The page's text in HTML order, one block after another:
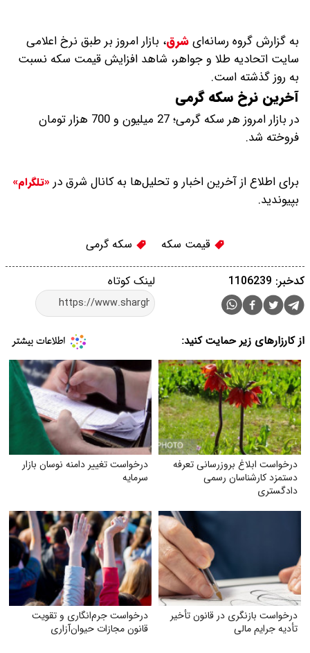
به گزارش گروه رسانه‌ایشرق، بازار امروز بر طبق نرخ اعلامی
سایت اتحادیه طلا و جواهر، شاهد افزایش قیمت‌‌‌‌ سکه نسبت
به روز گذشته است.
آخرین نرخ سکه گرمی
در بازار امروز هر سکه گرمی؛ 27 میلیون و 700 هزار تومان
فروخته شد.
برای اطلاع از آخرین اخبار و تحلیل‌ها به کانال شرق در «تلگرام»
بپیوندید.
قیمت سکه سکه گرمی
لینک کوتاه کدخبر: 1106239
از کارزارهای زیر حمایت کنید:
درخواست ابلاغ بروز‌رسانی تعرفه
دستمزد کارشناسان رسمی
دادگستری
درخواست تغییر دامنه نوسان بازار
سرمایه
درخواست بازنگری در قانون تأخیر
تأدیه جرایم مالی
درخواست جرم‌انگاری و تقویت
قانون مجازات حیوان‌آزاری